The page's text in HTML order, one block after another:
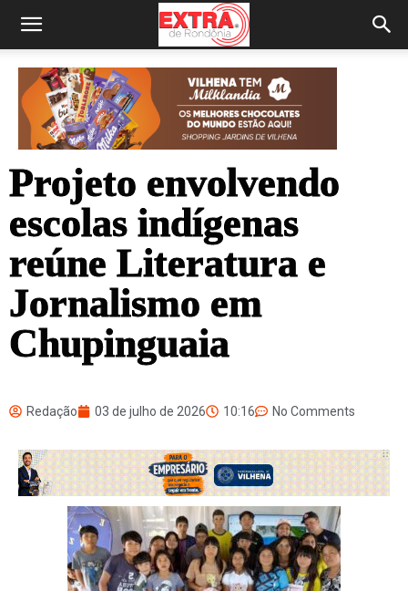
Projeto envolvendo
escolas indígenas
reúne Literatura e
Jornalismo em
Chupinguaia
Redação 03 de julho de 2026 10:16 No Comments